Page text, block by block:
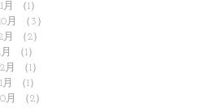
月
（1）
月
（3）
月
（2）
（1）
月
（1）
月
（1）
月
（2）